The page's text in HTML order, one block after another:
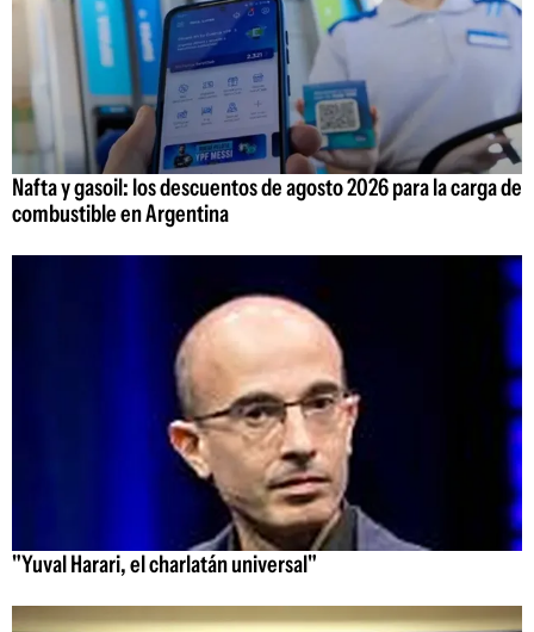
Nafta y gasoil: los descuentos de agosto 2026 para la carga de
combustible en Argentina
"Yuval Harari, el charlatán universal"